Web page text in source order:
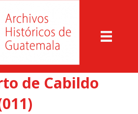
de Cabildo